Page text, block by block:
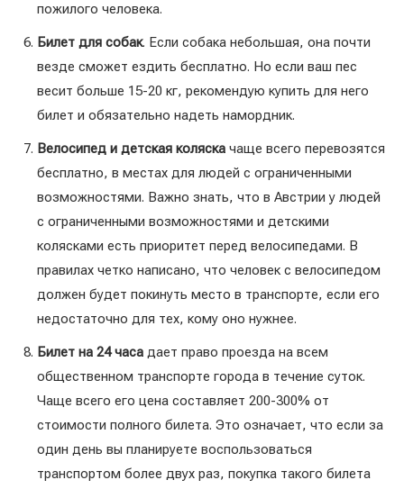
пожилого человека.
Билет для собак. Если собака небольшая, она почти
везде сможет ездить бесплатно. Но если ваш пес
весит больше 15-20 кг, рекомендую купить для него
билет и обязательно надеть намордник.
Велосипед и детская коляска чаще всего перевозятся
бесплатно, в местах для людей с ограниченными
возможностями. Важно знать, что в Австрии у людей
с ограниченными возможностями и детскими
колясками есть приоритет перед велосипедами. В
правилах четко написано, что человек с велосипедом
должен будет покинуть место в транспорте, если его
недостаточно для тех, кому оно нужнее.
Билет на 24 часа дает право проезда на всем
общественном транспорте города в течение суток.
Чаще всего его цена составляет 200-300% от
стоимости полного билета. Это означает, что если за
один день вы планируете воспользоваться
транспортом более двух раз, покупка такого билета